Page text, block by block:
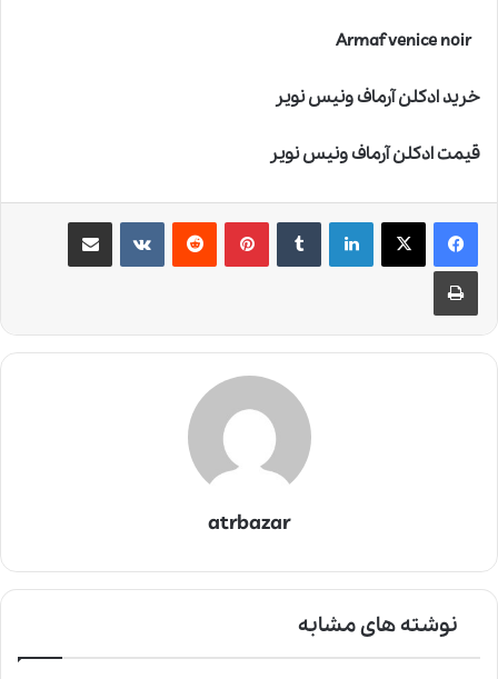
Armaf venice noir
خرید ادکلن آرماف ونیس نویر
قیمت ادکلن آرماف ونیس نویر
لینکدین ‫تامبلر ‫پین‌ترست‫رددیت ‫VKontakteاشتراک گذاری از طریق ایمیل
چاپ
atrbazar
نوشته های مشابه